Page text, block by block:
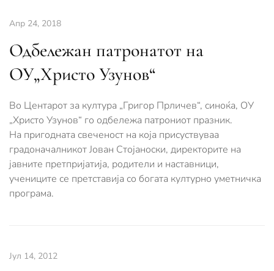
Апр 24, 2018
Одбележан патронатот на
ОУ„Христо Узунов“
Во Центарот за култура „Григор Прличев“, синоќа, ОУ
„Христо Узунов“ го одбележа патрониот празник.
На пригодната свеченост на која присуствуваа
градоначалникот Јован Стојаноски, директорите на
јавните претпријатија, родители и наставници,
учениците се претставија со богата културно уметничка
програма.
Јул 14, 2012